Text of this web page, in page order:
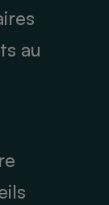
au